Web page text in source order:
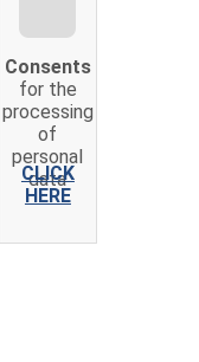
Consents
for the
processing
of
personal
data
CLICK
HERE